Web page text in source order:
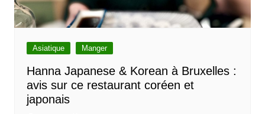
Asiatique Manger
Hanna Japanese & Korean à Bruxelles :
avis sur ce restaurant coréen et
japonais